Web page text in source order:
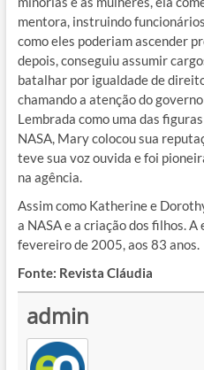
mentora, instruindo
como eles poderiam ascender
depois, conseguiu assumir
batalhar por igualdade de
chamando a atenção do
Lembrada como uma das
NASA, Mary colocou sua
teve sua voz ouvida e foi
na agência.
Assim como Katherine e
a NASA e a criação dos filhos.
fevereiro de 2005, aos 83 anos.
Fonte: Revista Cláudia
admin